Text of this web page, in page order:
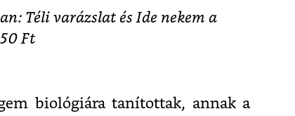
Téli varázslat és Ide nekem a
Ft
biológiára tanítottak, annak a